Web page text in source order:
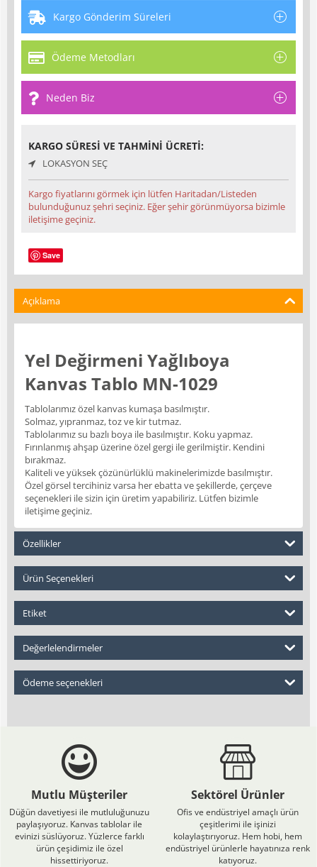
Kargo Gönderim Süreleri
Ödeme Metodları
Neden Biz
KARGO SÜRESI VE TAHMINI ÜCRETI:
LOKASYON SEÇ
Kargo fiyatlarını görmek için lütfen Haritadan/Listeden
bulunduğunuz şehri seçiniz. Eğer şehir görünmüyorsa bizimle
iletişime geçiniz.
Save
Açıklama
Yel Değirmeni Yağlıboya
Kanvas Tablo MN-1029
Tablolarımız özel kanvas kumaşa basılmıştır.
Solmaz, yıpranmaz, toz ve kir tutmaz.
Tablolarımız su bazlı boya ile basılmıştır. Koku yapmaz.
Fırınlanmış ahşap üzerine özel gergi ile gerilmiştir. Kendini
bırakmaz.
Kaliteli ve yüksek çözünürlüklü makinelerimizde basılmıştır.
Özel görsel tercihiniz varsa her ebatta ve şekillerde, çerçeve
seçenekleri ile sizin için üretim yapabiliriz. Lütfen bizimle
iletişime geçiniz.
Özellikler
Ürün Seçenekleri
Etiket
Değerlelendirmeler
Ödeme seçenekleri
Mutlu Müşteriler
Düğün davetiyesi ile mutluluğunuzu
paylaşıyoruz. Kanvas tablolar ile
evinizi süslüyoruz. Yüzlerce farklı
ürün çeşidimiz ile özel
hissettiriyoruz.
Sektörel Ürünler
Ofis ve endüstriyel amaçlı ürün
çeşitlerimi ile işinizi
kolaylaştırıyoruz. Hem hobi, hem
endüstriyel ürünlerle hayatınıza renk
katıyoruz.